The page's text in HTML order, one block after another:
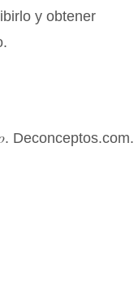
y obtener
. Deconceptos.com.